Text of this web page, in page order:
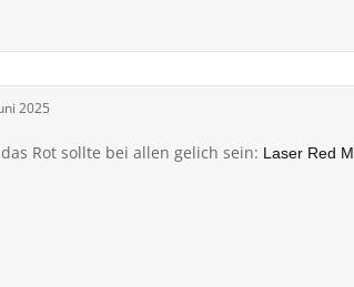
2025
das Rot sollte bei allen gelich sein: Laser Red